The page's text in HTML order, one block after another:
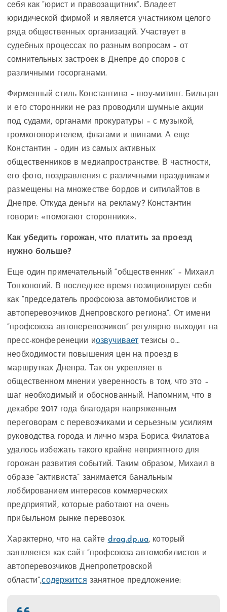
себя как “юрист и правозащитник”. Владеет
юридической фирмой и является участником целого
ряда общественных организаций. Участвует в
судебных процессах по разным вопросам – от
сомнительных застроек в Днепре до споров с
различными госорганами.
Фирменный стиль Константина – шоу-митинг. Бильцан
и его сторонники не раз проводили шумные акции
под судами, органами прокуратуры – с музыкой,
громкоговорителем, флагами и шинами. А еще
Константин – один из самых активных
общественников в медиапространстве. В частности,
его фото, поздравления с различными праздниками
размещены на множестве бордов и ситилайтов в
Днепре. Откуда деньги на рекламу? Константин
говорит: «помогают сторонники».
Как убедить горожан, что платить за проезд
нужно больше?
Еще один примечательный “общественник” – Михаил
Тонконогий. В последнее время позиционирует себя
как “председатель профсоюза автомобилистов и
автоперевозчиков Днепровского региона”. От имени
“профсоюза автоперевозчиков” регулярно выходит на
пресс-конференеции иозвучивает тезисы о…
необходимости повышения цен на проезд в
маршрутках Днепра. Так он укрепляет в
общественном мнении уверенность в том, что это –
шаг необходимый и обоснованный. Напомним, что в
декабре 2017 года благодаря напряженным
переговорам с перевозчиками и серьезным усилиям
руководства города и лично мэра Бориса Филатова
удалось избежать такого крайне неприятного для
горожан развития событий. Таким образом, Михаил в
образе “активиста” занимается банальным
лоббированием интересов коммерческих
предприятий, которые работают на очень
прибыльном рынке перевозок.
Характерно, что на сайте drag.dp.ua, который
заявляется как сайт “профсоюза автомобилистов и
автоперевозчиков Днепропетровской
области”,содержится занятное предложение: